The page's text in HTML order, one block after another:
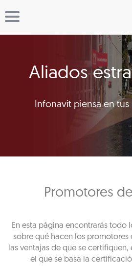
Aliados
Infonavit piensa en
Promotores
En esta página encontrarás todo
sobre qué hacen los promotores
las ventajas de que se
el que se basa la